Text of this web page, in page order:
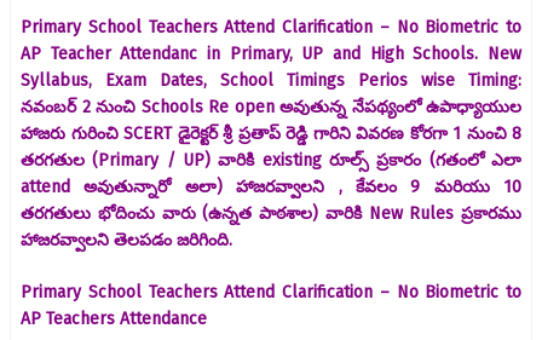
Primary School Teachers Attend Clarification – No Biometric to
AP Teacher Attendanc in Primary, UP and High Schools. New
Syllabus, Exam Dates, School Timings Perios wise Timing:
నవంబర్ 2 నుంచి Schools Re open అవుతున్న నేపథ్యంలో ఉపాధ్యాయుల
హాజరు గురించి SCERT డైరెక్టర్ శ్రీ ప్రతాప్ రెడ్డి గారిని వివరణ కోరగా 1 నుంచి 8
తరగతుల (Primary / UP) వారికి existing రూల్స్ ప్రకారం (గతంలో ఎలా
attend అవుతున్నారో అలా) హాజరవ్వాలని , కేవలం 9 మరియు 10
తరగతులు భోదించు వారు (ఉన్నత పాఠశాల) వారికి New Rules ప్రకారము
హాజరవ్వాలని తెలపడం జరిగింది.
Primary School Teachers Attend Clarification – No Biometric to
AP Teachers Attendance